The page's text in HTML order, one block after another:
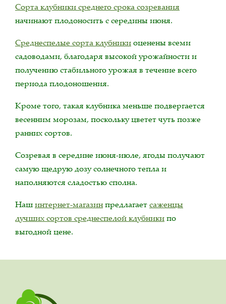
Сорта клубники среднего срока созревания
начинают плодоносить с середины июня.
Среднеспелые сорта клубникиоценены всеми
садоводами, благодаря высокой урожайности и
получению стабильного урожая в течение всего
периода плодоношения.
Кроме того, такая клубника меньше подвергается
весенним морозам, поскольку цветет чуть позже
ранних сортов.
Созревая в середине июня-июле, ягоды получают
самую щедрую дозу солнечного тепла и
наполняются сладостью сполна.
Нашинтернет-магазинпредлагаетсаженцы
лучших сортов среднеспелой клубникипо
выгодной цене.